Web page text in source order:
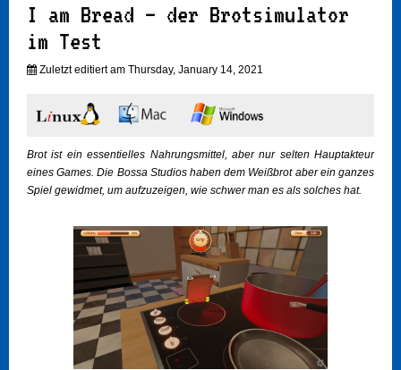
I am Bread – der Brotsimulator
im Test
Zuletzt editiert am Thursday, January 14, 2021
Brot ist ein essentielles Nahrungsmittel, aber nur selten Hauptakteur
eines Games. Die Bossa Studios haben dem Weißbrot aber ein ganzes
Spiel gewidmet, um aufzuzeigen, wie schwer man es als solches hat.